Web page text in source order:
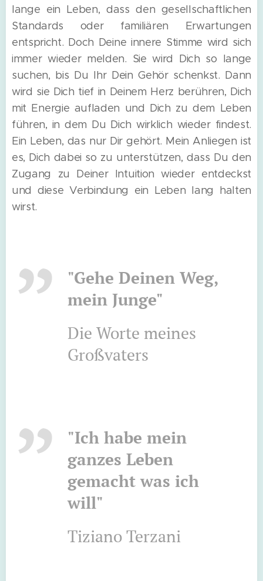
lange ein Leben, dass den gesellschaftlichen
Standards oder familiären Erwartungen
entspricht. Doch Deine innere Stimme wird sich
immer wieder melden. Sie wird Dich so lange
suchen, bis Du Ihr Dein Gehör schenkst. Dann
wird sie Dich tief in Deinem Herz berühren, Dich
mit Energie aufladen und Dich zu dem Leben
führen, in dem Du Dich wirklich wieder findest.
Ein Leben, das nur Dir gehört. Mein Anliegen ist
es, Dich dabei so zu unterstützen, dass Du den
Zugang zu Deiner Intuition wieder entdeckst
und diese Verbindung ein Leben lang halten
wirst.
"Gehe Deinen Weg,
mein Junge"
Die Worte meines
Großvaters
"Ich habe mein
ganzes Leben
gemacht was ich
will"
Tiziano Terzani